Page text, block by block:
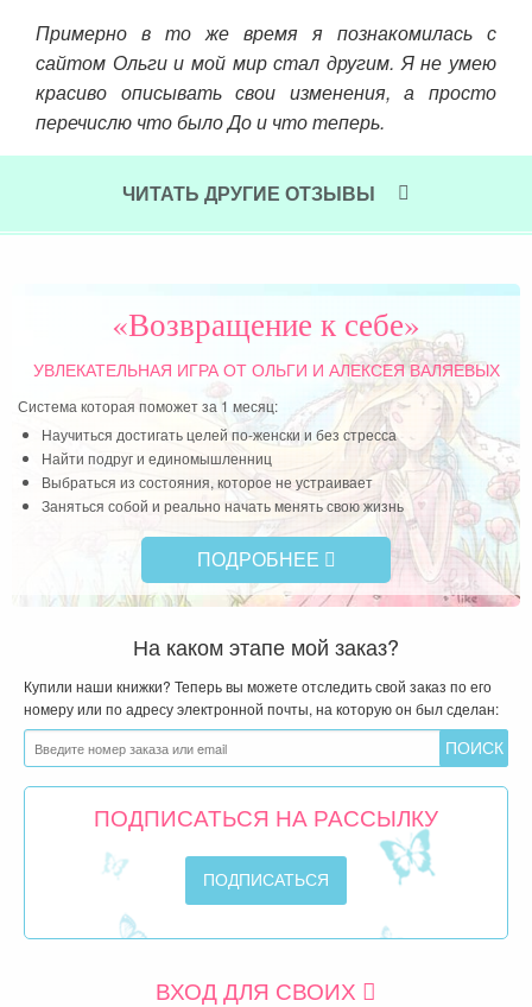
Примерно в то же время я познакомилась с
сайтом Ольги и мой мир стал другим. Я не умею
красиво описывать свои изменения, а просто
перечислю что было До и что теперь.
ЧИТАТЬ ДРУГИЕ ОТЗЫВЫ
«Возвращение к себе»
УВЛЕКАТЕЛЬНАЯ ИГРАОТ ОЛЬГИ И АЛЕКСЕЯ ВАЛЯЕВЫХ
Система которая поможет за 1 месяц:
Научиться достигать целей по-женски и без стресса
Найти подруг и единомышленниц
Выбраться из состояния, которое не устраивает
Заняться собой и реально начать менять свою жизнь
ПОДРОБНЕЕ
На каком этапе мой заказ?
Купили наши книжки? Теперь вы можете отследить свой заказ по его
номеру или по адресу электронной почты, на которую он был сделан:
ПОДПИСАТЬСЯ НА РАССЫЛКУ
ВХОД ДЛЯ СВОИХ